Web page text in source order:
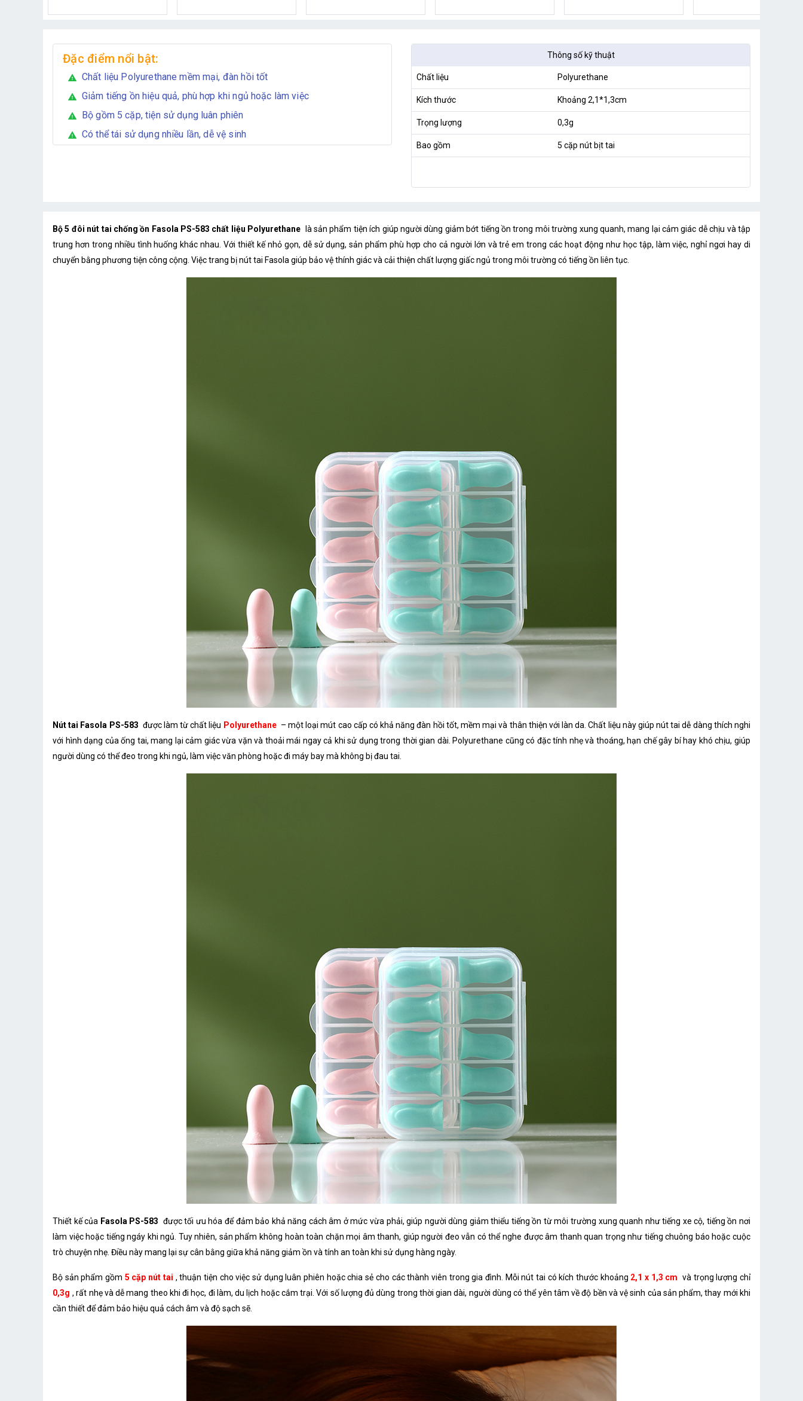
Đặc điểm nổi bật:
warning Chất liệu Polyurethane mềm mại, đàn hồi tốt
warning Giảm tiếng ồn hiệu quả, phù hợp khi ngủ hoặc làm việc
warning Bộ gồm 5 cặp, tiện sử dụng luân phiên
warning Có thể tái sử dụng nhiều lần, dễ vệ sinh
Thông số kỹ thuật
Chất liệu Polyurethane
Kích thước Khoảng 2,1*1,3cm
Trọng lượng 0,3g
Bao gồm 5 cặp nút bịt tai
Bộ 5 đôi nút tai chống ồn Fasola PS-583 chất liệu Polyurethane
là sản phẩm tiện ích giúp người dùng giảm bớt tiếng ồn trong môi trường xung quanh, mang lại cảm giác dễ chịu và tập
trung hơn trong nhiều tình huống khác nhau. Với thiết kế nhỏ gọn, dễ sử dụng, sản phẩm phù hợp cho cả người lớn và trẻ em trong các hoạt động như học tập, làm việc, nghỉ ngơi hay di
chuyển bằng phương tiện công cộng. Việc trang bị nút tai Fasola giúp bảo vệ thính giác và cải thiện chất lượng giấc ngủ trong môi trường có tiếng ồn liên tục.
Nút tai Fasola PS-583 được làm từ chất liệu Polyurethane – một loại mút cao cấp có khả năng đàn hồi tốt, mềm mại và thân thiện với làn da. Chất liệu này giúp nút tai dễ dàng thích nghi
với hình dạng của ống tai, mang lại cảm giác vừa vặn và thoải mái ngay cả khi sử dụng trong thời gian dài. Polyurethane cũng có đặc tính nhẹ và thoáng, hạn chế gây bí hay khó chịu, giúp
người dùng có thể đeo trong khi ngủ, làm việc văn phòng hoặc đi máy bay mà không bị đau tai.
Thiết kế của Fasola PS-583 được tối ưu hóa để đảm bảo khả năng cách âm ở mức vừa phải, giúp người dùng giảm thiểu tiếng ồn từ môi trường xung quanh như tiếng xe cộ, tiếng ồn nơi
làm việc hoặc tiếng ngáy khi ngủ. Tuy nhiên, sản phẩm không hoàn toàn chặn mọi âm thanh, giúp người đeo vẫn có thể nghe được âm thanh quan trọng như tiếng chuông báo hoặc cuộc
trò chuyện nhẹ. Điều này mang lại sự cân bằng giữa khả năng giảm ồn và tính an toàn khi sử dụng hàng ngày.
Bộ sản phẩm gồm 5 cặp nút tai , thuận tiện cho việc sử dụng luân phiên hoặc chia sẻ cho các thành viên trong gia đình. Mỗi nút tai có kích thước khoảng 2,1 x 1,3 cm và trọng lượng chỉ
0,3g , rất nhẹ và dễ mang theo khi đi học, đi làm, du lịch hoặc cắm trại. Với số lượng đủ dùng trong thời gian dài, người dùng có thể yên tâm về độ bền và vệ sinh của sản phẩm, thay mới khi
cần thiết để đảm bảo hiệu quả cách âm và độ sạch sẽ.